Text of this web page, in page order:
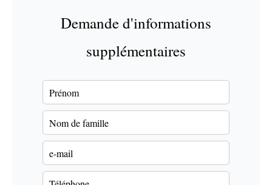
Demande d'informations
supplémentaires